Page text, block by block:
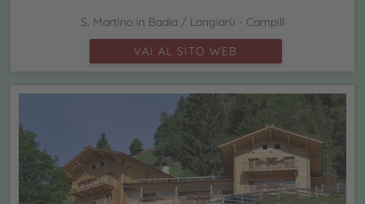
S. Martino in Badia / Longiarù - Campill
VAI AL SITO WEB